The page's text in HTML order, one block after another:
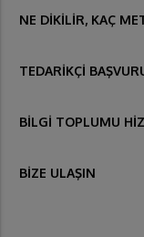
NE DİKİLİR, KAÇ
TEDARİKÇİ
BİLGİ TOPLUMU
BİZE ULAŞIN